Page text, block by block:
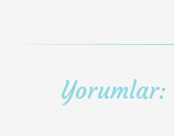
Yorumlar: